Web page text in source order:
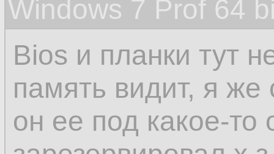
Windows 7 Prof 64
Bios и планки тут
память видит, я же
он ее под какое-то